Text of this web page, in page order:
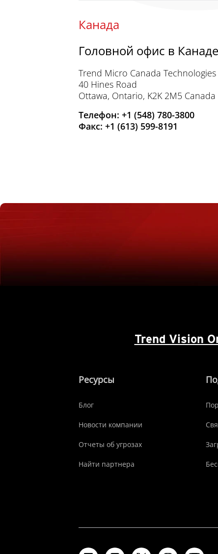
Канада
Головной офис в Канаде
Trend Micro Canada Technologies
40 Hines Road
Ottawa, Ontario, K2K 2M5 Canada
Телефон: +1 (548) 780-3800
Факс: +1 (613) 599-8191
Trend Vision
Ресурсы
Блог
Новости компании
Отчеты об угрозах
Найти партнера